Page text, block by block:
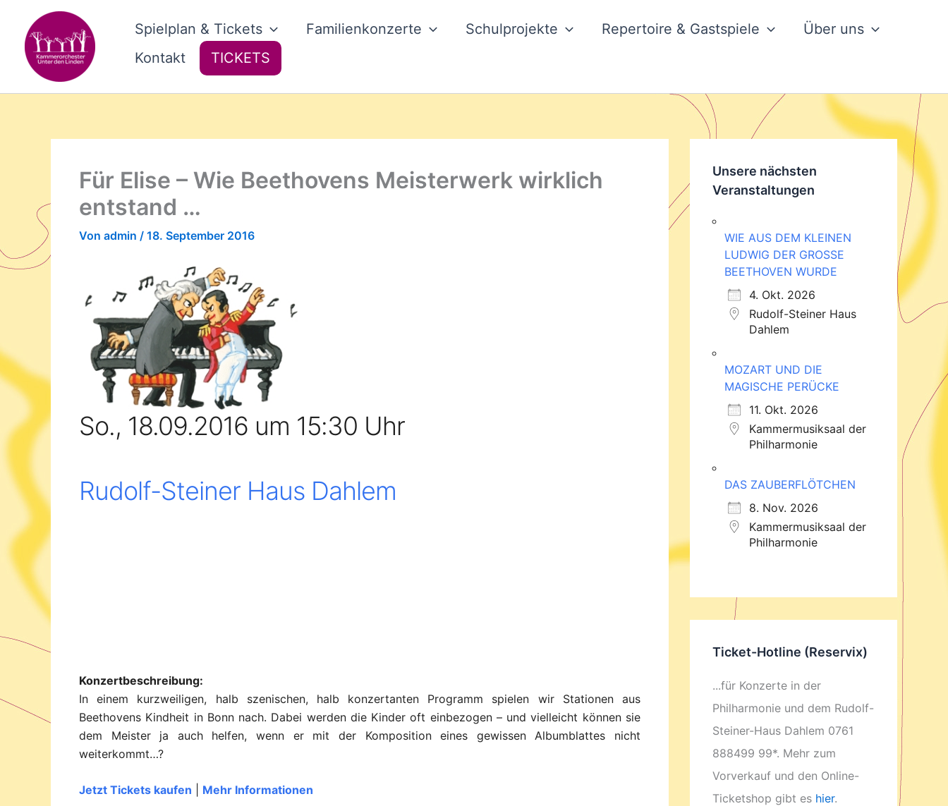
springen
Spielplan & Tickets Familienkonzerte Schulprojekte Repertoire & Gastspiele
Über uns
Kontakt
TICKETS
Für Elise – Wie Beethovens Meisterwerk wirklich
entstand …
Von admin / 18. September 2016
So., 18.09.2016 um 15:30 Uhr
Rudolf-Steiner Haus Dahlem
Konzertbeschreibung:
In einem kurzweiligen, halb szenischen, halb konzertanten Programm spielen wir Stationen aus
Beethovens Kindheit in Bonn nach. Dabei werden die Kinder oft einbezogen – und vielleicht können sie
dem Meister ja auch helfen, wenn er mit der Komposition eines gewissen Albumblattes nicht
weiterkommt…?
Jetzt Tickets kaufen Mehr Informationen
Unsere nächsten
Veranstaltungen
WIE AUS DEM KLEINEN
LUDWIG DER GROSSE
BEETHOVEN WURDE
4. Okt. 2026
Rudolf-Steiner Haus
Dahlem
MOZART UND DIE
MAGISCHE PERÜCKE
11. Okt. 2026
Kammermusiksaal der
Philharmonie
DAS ZAUBERFLÖTCHEN
8. Nov. 2026
Kammermusiksaal der
Philharmonie
Ticket-Hotline (Reservix)
...für Konzerte in der
Philharmonie und dem Rudolf-
Steiner-Haus Dahlem 0761
888499 99*. Mehr zum
Vorverkauf und den Online-
Ticketshop gibt es hier.